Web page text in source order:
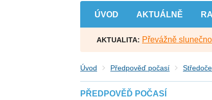
ÚVOD AKTUÁLNĚ
AKTUALITA: Převážně
Úvod Předpověď počasí
PŘEDPOVĚĎ POČASÍ